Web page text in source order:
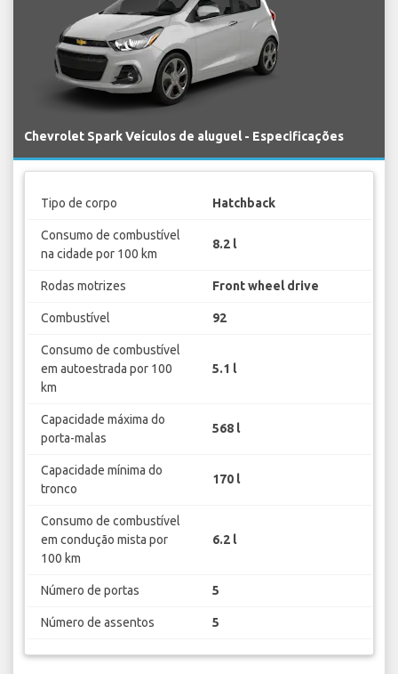
Chevrolet Spark Veículos de aluguel - Especificações
Tipo de corpo Hatchback
Consumo de combustível
na cidade por 100 km
8.2 l
Rodas motrizes Front wheel drive
Combustível 92
Consumo de combustível
em autoestrada por 100
km
5.1 l
Capacidade máxima do
porta-malas
568 l
Capacidade mínima do
tronco
170 l
Consumo de combustível
em condução mista por
100 km
6.2 l
Número de portas 5
Número de assentos 5